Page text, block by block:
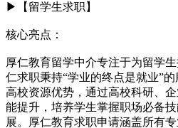
▶【留学生求职】
核心亮点：
厚仁教育留学中介专注于为留学
仁求职秉持“学业的终点是就业”
高校资源优势，通过高校科研、
能提升，培养学生掌握职场必备
展。厚仁教育求职申请涵盖所有